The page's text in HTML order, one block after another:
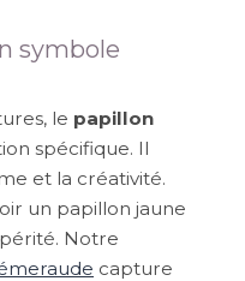
symbole
le papillon
spécifique. Il
et la créativité.
un papillon jaune
Notre
capture